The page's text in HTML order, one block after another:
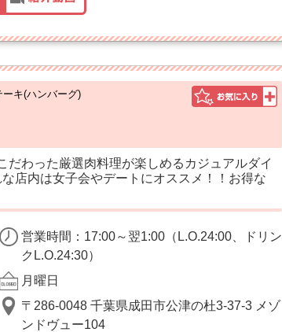
ーキ(ハンバーグ)
だわった厳選肉料理が楽しめるカジュアルダイ
店内は女子会やデートにオススメ！！お得な
営業時間：17:00～翌1:00（L.O.24:00、ドリン
クL.O.24:30）
月曜日
〒286-0048 千葉県成田市公津の杜3-37-3 メゾ
ンドヴュー104